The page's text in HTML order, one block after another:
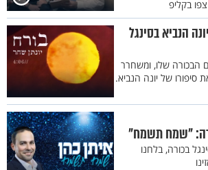
בקליפ
הנביא בסינגל
הבכורה שלו, ומשחרר
סיפורו של יונה הנביא.
"שמח תשמח"
בכורה, בלחנו